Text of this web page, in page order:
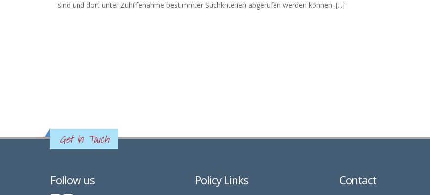
sind und dort unter Zuhilfenahme bestimmter Suchkriterien abgerufen werden können. [...]
Get In Touch
Follow us Policy Links Contact